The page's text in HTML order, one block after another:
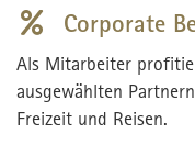
Corporate
Als Mitarbeiter
ausgewählten
Freizeit und Reisen.